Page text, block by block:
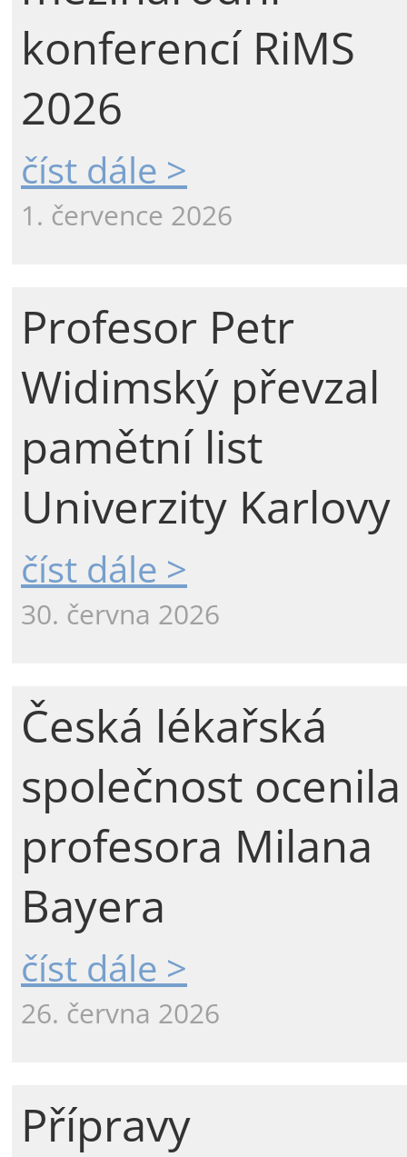
konferencí RiMS
2026
číst dále >
1. července 2026
Profesor Petr
Widimský převzal
pamětní list
Univerzity Karlovy
číst dále >
30. června 2026
Česká lékařská
společnost ocenila
profesora Milana
Bayera
číst dále >
26. června 2026
Přípravy